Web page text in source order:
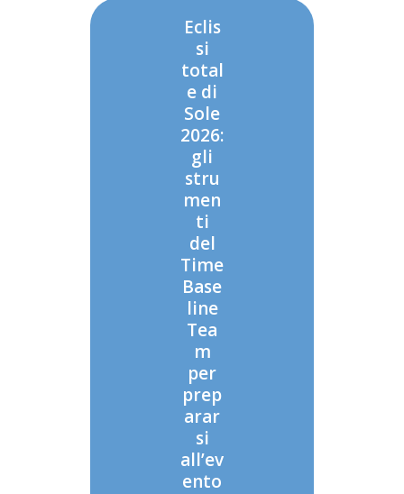
Eclis
si
total
e di
Sole
2026:
gli
stru
men
ti
del
Time
Base
line
Tea
m
per
prep
arar
si
all’ev
ento